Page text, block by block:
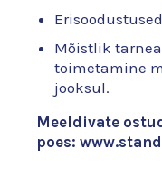
Mõistlik
toimetamine
jooksul.
Meeldivate
poes: